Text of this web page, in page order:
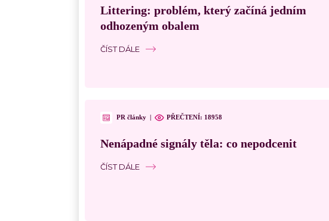
Littering: problém, který začíná jedním
odhozeným obalem
ČÍST DÁLE
PR články PŘEČTENÍ: 18958
Nenápadné signály těla: co nepodcenit
ČÍST DÁLE